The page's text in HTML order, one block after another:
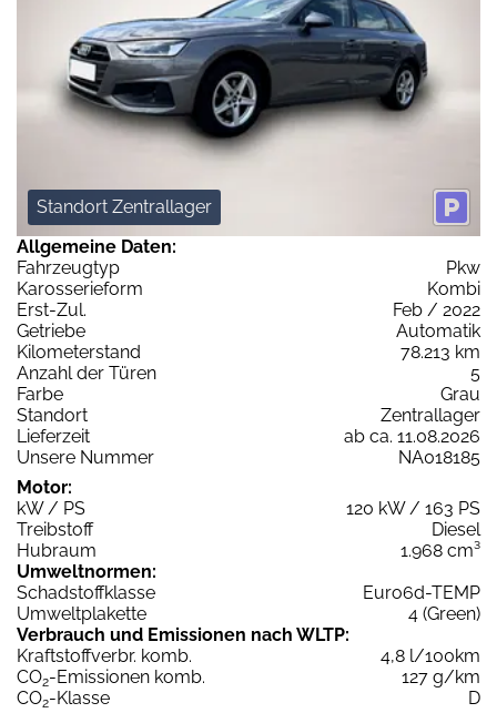
Standort Zentrallager
Allgemeine Daten:
Fahrzeugtyp
Pkw
Karosserieform
Kombi
Erst-Zul.
Feb / 2022
Getriebe
Automatik
Kilometerstand
78.213 km
Anzahl der Türen
5
Farbe
Grau
Standort
Zentrallager
Lieferzeit
ab ca. 11.08.2026
Unsere Nummer
NA018185
Motor:
kW / PS
120 kW / 163 PS
Treibstoff
Diesel
Hubraum
1.968 cm³
Umweltnormen:
Schadstoffklasse
Euro6d-TEMP
Umweltplakette
4 (Green)
Verbrauch und Emissionen nach WLTP:
Kraftstoffverbr. komb.
4,8 l/100km
CO2-Emissionen komb.
127 g/km
CO2-Klasse
D